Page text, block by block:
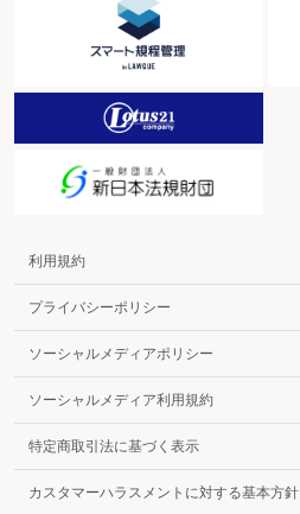
利用規約
プライバシーポリシー
ソーシャルメディアポリシー
ソーシャルメディア利用規約
特定商取引法に基づく表示
カスタマーハラスメントに対する基本方針